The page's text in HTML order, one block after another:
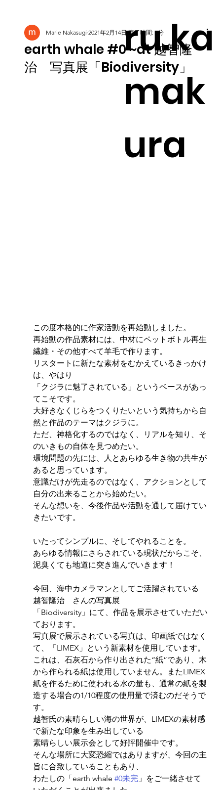
ru.ka
mak
ura
earth whale #0 ~at 越智隆
治 写真展「Biodiversity」
Marie Nakasugi 2021年2月14日 読了時間: 2分
この度本格的に作家活動を再始動しました。
再始動の作品素材には、中材にペットボトル再生
繊維・その他すべて羊毛で作ります。
リスタートに新たな素材をむかえているきっかけ
は、やはり
「クジラに魅了されている」というベースがあっ
てこそです。
大好きなくじらをつくりたいという気持ちから自
然と作品のテーマはクジラに。
ただ、神格化するのではなく、リアルを知り、そ
のいきもの自体を見つめたい。
環境問題の先には、人とあらゆる生き物の共生が
あると思っています。
意識だけが先走るのではなく、アクションとして
自分の出来ることから始めたい。
そんな想いを、今後作品や活動を通して届けてい
きたいです。
いたってシンプルに、そしてやれることを。
あらゆる情報にさらされている現状だからこそ、
泥臭くても地道に突き進んでいきます！
今回、海中カメラマンとしてご活躍されている
越智隆治　さんの写真展
「Biodiversity」にて、作品を展示させていただい
ております。
写真展で展示されている写真は、印画紙ではなく
て、「LIMEX」という新素材を使用しています。
これは、石灰石から作り出された“紙”であり、木
から作られる紙は使用していません。またLIMEX
紙を作るために使われる水の量も、通常の紙を製
造する場合の1/10程度の使用量で済むのだそうで
す。
越智氏の素晴らしい海の世界が、LIMEXの素材感
で新たな印象を生み出している
素晴らしい展示会として好評開催中です。
そんな場所に大変恐縮ではありますが、今回の主
旨に合致していることもあり、
わたしの「earth whale #0未完」をご一緒させて